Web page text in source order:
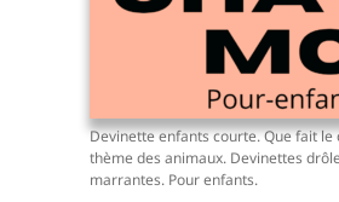
Devinette enfants courte. Que fait le
thème des animaux. Devinettes
marrantes. Pour enfants.